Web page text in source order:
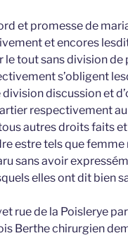
et promesse de
et encores
le tout sans division
s’obligent
division discussion et
respectivement
autres droits faits
estre tels que
sans avoir
elles ont dit bien
rue de la Poislerye
Berthe chirurgien